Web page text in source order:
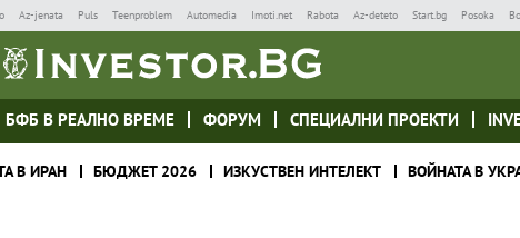
Az-jenata Puls Teenproblem Automedia Imoti.net Rabota Az-deteto Start.bg Posoka
БФБ В РЕАЛНО ВРЕМЕ ФОРУМ СПЕЦИАЛНИ ПРОЕКТИ
В ИРАН БЮДЖЕТ 2026 ИЗКУСТВЕН ИНТЕЛЕКТ ВОЙНАТА В